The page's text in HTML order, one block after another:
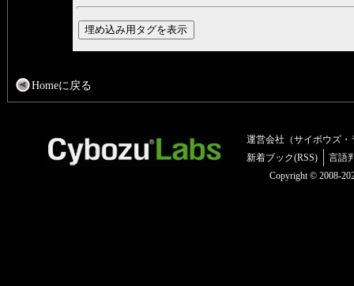
Homeに戻る
運営会社（サイボウズ・
新着ブック(RSS)
言語
Copyright © 2008-